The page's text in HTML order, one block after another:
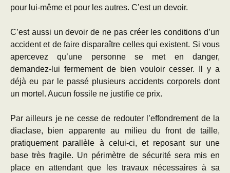
pour lui-même et pour les autres. C’est un devoir.
C’est aussi un devoir de ne pas créer les conditions d’un
accident et de faire disparaître celles qui existent. Si vous
apercevez qu’une personne se met en danger,
demandez-lui fermement de bien vouloir cesser. Il y a
déjà eu par le passé plusieurs accidents corporels dont
un mortel. Aucun fossile ne justifie ce prix.
Par ailleurs je ne cesse de redouter l’effondrement de la
diaclase, bien apparente au milieu du front de taille,
pratiquement parallèle à celui-ci, et reposant sur une
base très fragile. Un périmètre de sécurité sera mis en
place en attendant que les travaux nécessaires à sa